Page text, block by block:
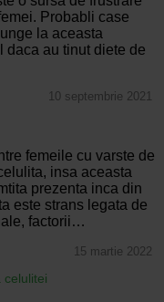
Probabli case
la aceasta
daca au tinut diete de
10 septembrie 2021
femeile cu varste de
insa aceasta
prezenta inca din
este strans legata de
factorii…
15 martie 2022
celulitei